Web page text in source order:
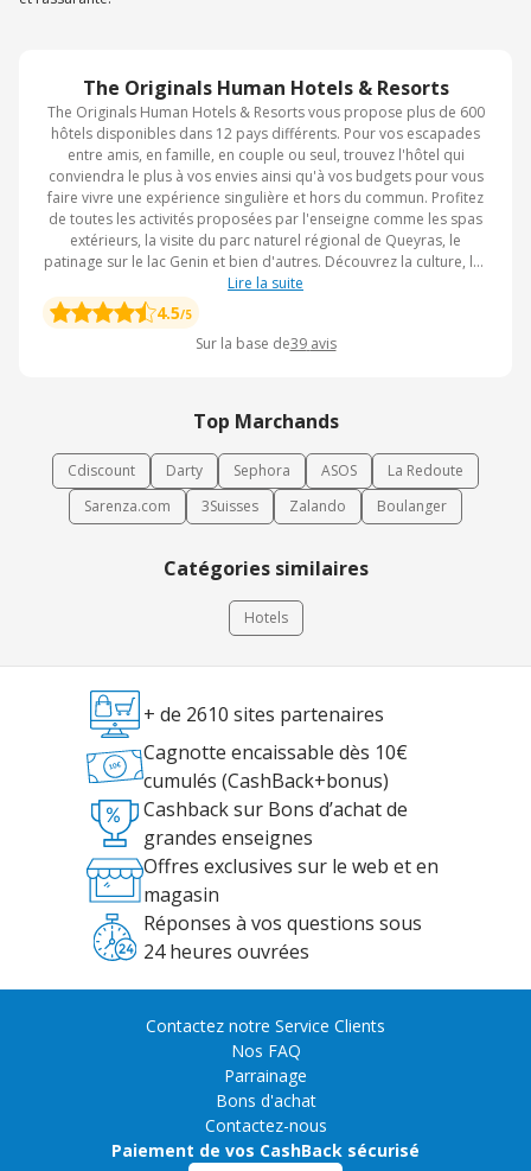
The Originals Human Hotels & Resorts
The Originals Human Hotels & Resorts vous propose plus de 600
hôtels disponibles dans 12 pays différents. Pour vos escapades
entre amis, en famille, en couple ou seul, trouvez l'hôtel qui
conviendra le plus à vos envies ainsi qu'à vos budgets pour vous
faire vivre une expérience singulière et hors du commun. Profitez
de toutes les activités proposées par l'enseigne comme les spas
extérieurs, la visite du parc naturel régional de Queyras, le
patinage sur le lac Genin et bien d'autres. Découvrez la culture, les
goûts de votre destination, forgez des souvenirs inoubliables et
faites de belles rencontres en faisant confiance à The Originals
Human Hotels & Resorts. Optez pour une chaîne hotelière unique
pendant vos prochaines vacances ou escapades et faites des
Lire la suite
4.5/5
Sur la base de39 avis
Top Marchands
Cdiscount Darty Sephora ASOS
La Redoute
Sarenza.com
3Suisses Zalando Boulanger
Catégories similaires
Hotels
+ de 2610 sites partenaires
Cagnotte encaissable dès 10€
cumulés (CashBack+bonus)
Cashback sur Bons d’achat de
grandes enseignes
Offres exclusives sur le web et en
magasin
Réponses à vos questions sous
24 heures ouvrées
Contactez notre Service Clients
Nos FAQ
Parrainage
Bons d'achat
Contactez-nous
Paiement de vos CashBack sécurisé